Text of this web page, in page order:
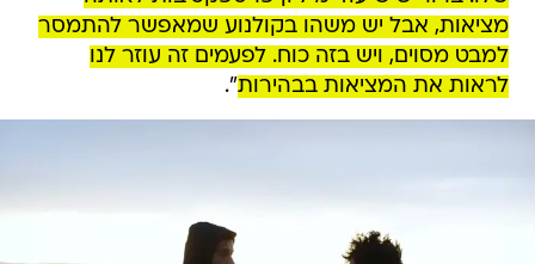
מציאות, אבל יש משהו בקולנוע שמאפשר להתמסר
למבט מסוים, ויש בזה כוח. לפעמים זה עוזר לנו
לראות את המציאות בבהירות".